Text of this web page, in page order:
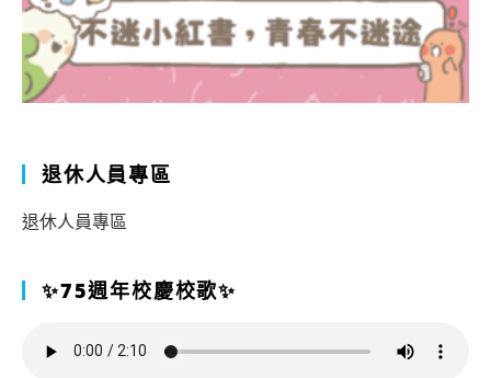
退休人員專區
退休人員專區
✨75週年校慶校歌✨